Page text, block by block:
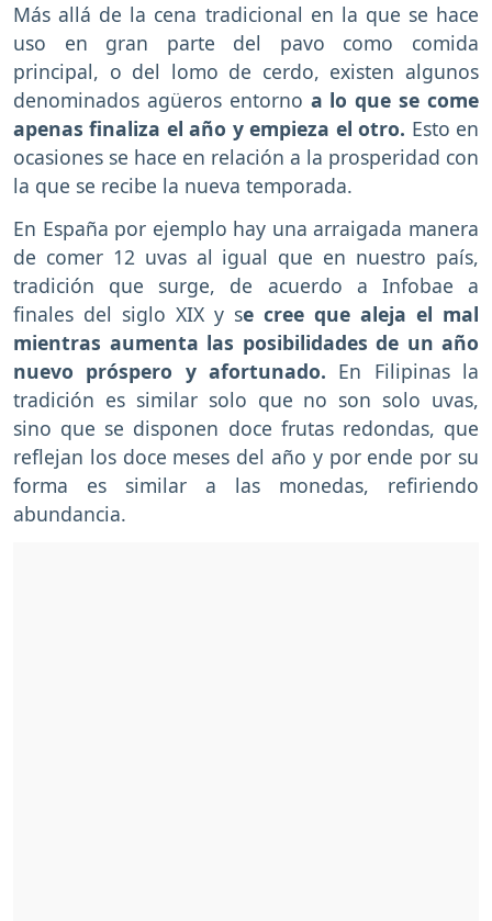
Más allá de la cena tradicional en la que se hace
uso en gran parte del pavo como comida
principal, o del lomo de cerdo, existen algunos
denominados agüeros entorno a lo que se come
apenas finaliza el año y empieza el otro. Esto en
ocasiones se hace en relación a la prosperidad con
la que se recibe la nueva temporada.
En España por ejemplo hay una arraigada manera
de comer 12 uvas al igual que en nuestro país,
tradición que surge, de acuerdo a Infobae a
finales del siglo XIX y se cree que aleja el mal
mientras aumenta las posibilidades de un año
nuevo próspero y afortunado. En Filipinas la
tradición es similar solo que no son solo uvas,
sino que se disponen doce frutas redondas, que
reflejan los doce meses del año y por ende por su
forma es similar a las monedas, refiriendo
abundancia.